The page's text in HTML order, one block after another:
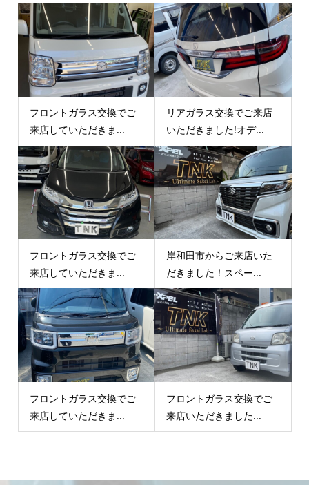
フロントガラス交換でご
来店していただきま...
リアガラス交換でご来店
いただきました!オデ...
フロントガラス交換でご
来店していただきま...
岸和田市からご来店いた
だきました！スペー...
フロントガラス交換でご
来店していただきま...
フロントガラス交換でご
来店いただきました...